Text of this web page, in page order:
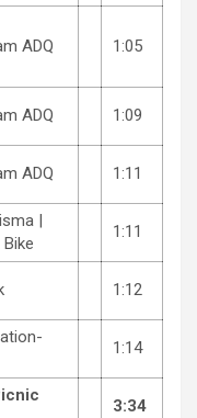
ADQ 1:05
ADQ 1:09
ADQ 1:11
|
1:11
1:12
1:14
3:34